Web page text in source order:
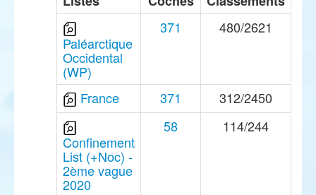
Paléarctique
Occidental
(WP)
371 480/2621
France 371 312/2450
Confinement
List (+Noc) -
2ème vague
2020
58 114/244